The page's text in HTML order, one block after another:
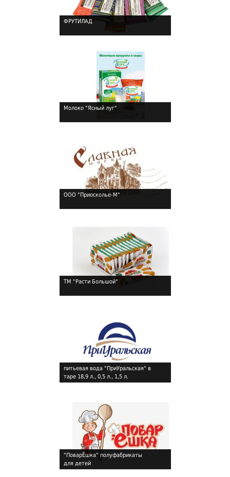
ФРУТИЛАД
Молоко "Ясный луг"
ООО "Приосколье-М"
ТМ "Расти Большой"
питьевая вода "ПриУральская" в
таре 18,9 л., 0,5 л., 1,5 л.
"ПоварЁшка" полуфабрикаты
для детей